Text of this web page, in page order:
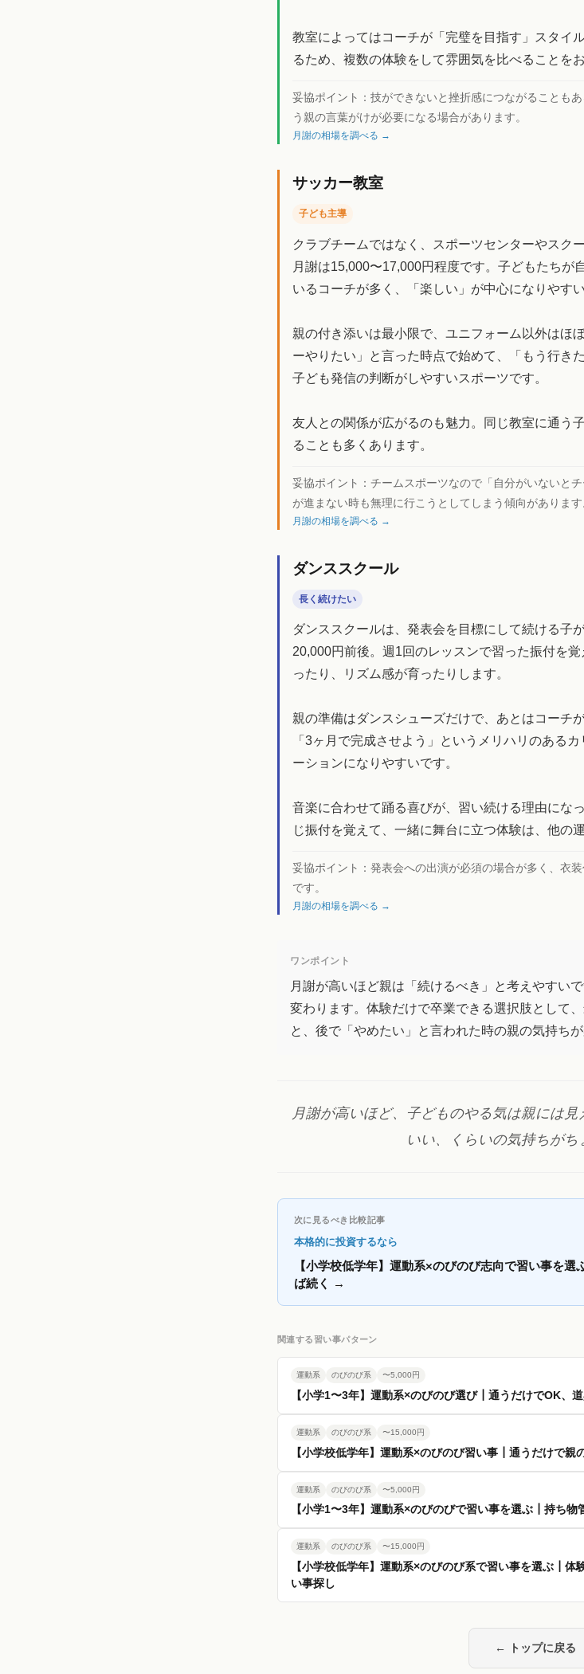
教室によってはコーチが「完璧を目指す」スタイ
るため、複数の体験をして雰囲気を比べることを
妥協ポイント： 技ができないと挫折感につながることも
う親の言葉がけが必要になる場合があります。
月謝の相場を調べる →
サッカー教室
子ども主導
クラブチームではなく、スポーツセンターやスク
月謝は15,000〜17,000円程度です。子どもたちが
いるコーチが多く、「楽しい」が中心になりやすい
親の付き添いは最小限で、ユニフォーム以外はほ
ーやりたい」と言った時点で始めて、「もう行き
子ども発信の判断がしやすいスポーツです。
友人との関係が広がるのも魅力。同じ教室に通う
ることも多くあります。
妥協ポイント： チームスポーツなので「自分がいないと
が進まない時も無理に行こうとしてしまう傾向があります
月謝の相場を調べる →
ダンススクール
長く続けたい
ダンススクールは、発表会を目標にして続ける子
20,000円前後。週1回のレッスンで習った振付を
ったり、リズム感が育ったりします。
親の準備はダンスシューズだけで、あとはコーチ
「3ヶ月で完成させよう」というメリハリのある
ーションになりやすいです。
音楽に合わせて踊る喜びが、習い続ける理由にな
じ振付を覚えて、一緒に舞台に立つ体験は、他の
妥協ポイント： 発表会への出演が必須の場合が多く、衣
です。
月謝の相場を調べる →
ワンポイント
月謝が高いほど親は「続けるべき」と考えやすい
変わります。体験だけで卒業できる選択肢として
と、後で「やめたい」と言われた時の親の気持ちが
月謝が高いほど、子どものやる気は親には
いい、くらいの気持ちがち
次に見るべき比較記事
本格的に投資するなら
【小学校低学年】運動系×のびのび志向で習い事を
ば続く
→
関連する習い事パターン
運動系 のびのび系 〜5,000円
【小学1〜3年】運動系×のびのび選び┃通うだけでOK、
運動系 のびのび系 〜15,000円
【小学校低学年】運動系×のびのび習い事┃通うだけで親
運動系 のびのび系 〜5,000円
【小学1〜3年】運動系×のびのびで習い事を選ぶ┃持ち
運動系 のびのび系 〜15,000円
【小学校低学年】運動系×のびのび系で習い事を選ぶ┃体
い事探し
← トップに戻る